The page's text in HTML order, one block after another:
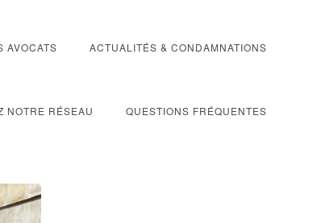
AVOCATS ACTUALITÉS & CONDAMNATIONS
NOTRE RÉSEAU QUESTIONS FRÉQUENTES